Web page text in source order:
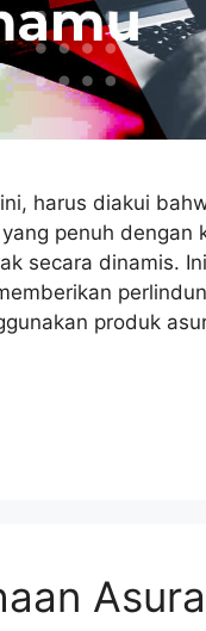
harus diakui
penuh dengan
secara dinamis.
produk